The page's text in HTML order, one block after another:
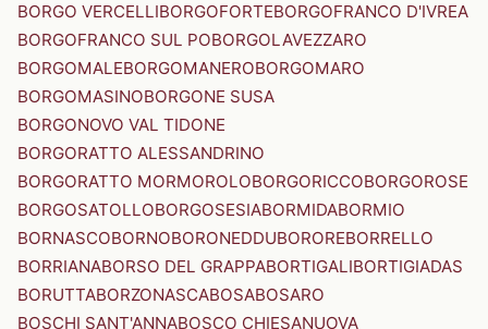
BORGO VERCELLIBORGOFORTEBORGOFRANCO D'IVREA
BORGOFRANCO SUL POBORGOLAVEZZARO
BORGOMALEBORGOMANEROBORGOMARO
BORGOMASINOBORGONE SUSA
BORGONOVO VAL TIDONE
BORGORATTO ALESSANDRINO
BORGORATTO MORMOROLOBORGORICCOBORGOROSE
BORGOSATOLLOBORGOSESIABORMIDABORMIO
BORNASCOBORNOBORONEDDUBOROREBORRELLO
BORRIANABORSO DEL GRAPPABORTIGALIBORTIGIADAS
BORUTTABORZONASCABOSABOSARO
BOSCHI SANT'ANNABOSCO CHIESANUOVA